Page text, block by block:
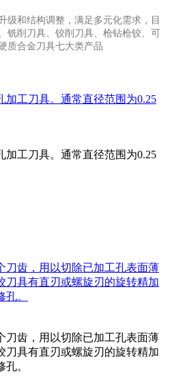
级和结构调整，满足多元化需求，目
铣削刀具、铰削刀具、枪钻枪铰、可
质合金刀具七大类产品
加工刀具。通常直径范围为0.25
加工刀具。通常直径范围为0.25
刀齿，用以切除已加工孔表面薄
刀具有直刃或螺旋刃的旋转精加
。
刀齿，用以切除已加工孔表面薄
刀具有直刃或螺旋刃的旋转精加
。